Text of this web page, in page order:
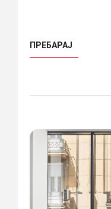
ПРЕБАРАЈ